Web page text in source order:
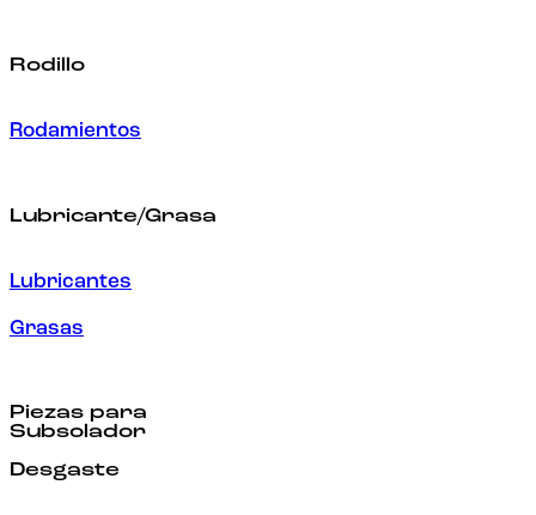
Rodillo
Rodamientos
Lubricante/Grasa
Lubricantes
Grasas
Piezas para
Subsolador
Desgaste